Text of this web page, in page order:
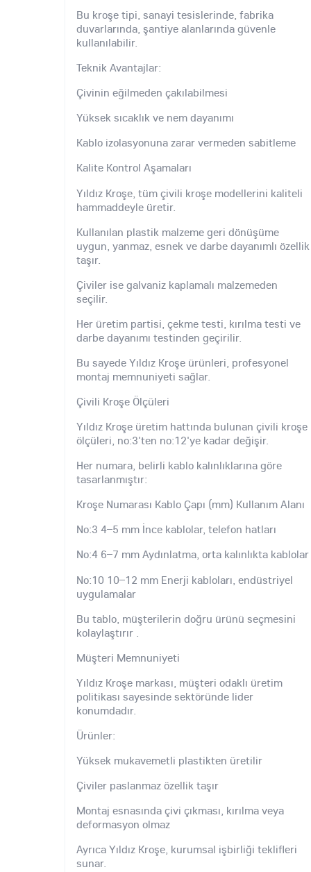
Bu kroşe tipi, sanayi tesislerinde, fabrika
duvarlarında, şantiye alanlarında güvenle
kullanılabilir.
Teknik Avantajlar:
Çivinin eğilmeden çakılabilmesi
Yüksek sıcaklık ve nem dayanımı
Kablo izolasyonuna zarar vermeden sabitleme
Kalite Kontrol Aşamaları
Yıldız Kroşe, tüm çivili kroşe modellerini kaliteli
hammaddeyle üretir.
Kullanılan plastik malzeme geri dönüşüme
uygun, yanmaz, esnek ve darbe dayanımlı özellik
taşır.
Çiviler ise galvaniz kaplamalı malzemeden
seçilir.
Her üretim partisi, çekme testi, kırılma testi ve
darbe dayanımı testinden geçirilir.
Bu sayede Yıldız Kroşe ürünleri, profesyonel
montaj memnuniyeti sağlar.
Çivili Kroşe Ölçüleri
Yıldız Kroşe üretim hattında bulunan çivili kroşe
ölçüleri, no:3'ten no:12'ye kadar değişir.
Her numara, belirli kablo kalınlıklarına göre
tasarlanmıştır:
Kroşe Numarası Kablo Çapı (mm) Kullanım Alanı
No:3 4–5 mm İnce kablolar, telefon hatları
No:4 6–7 mm Aydınlatma, orta kalınlıkta kablolar
No:10 10–12 mm Enerji kabloları, endüstriyel
uygulamalar
Bu tablo, müşterilerin doğru ürünü seçmesini
kolaylaştırır .
Müşteri Memnuniyeti
Yıldız Kroşe markası, müşteri odaklı üretim
politikası sayesinde sektöründe lider
konumdadır.
Ürünler:
Yüksek mukavemetli plastikten üretilir
Çiviler paslanmaz özellik taşır
Montaj esnasında çivi çıkması, kırılma veya
deformasyon olmaz
Ayrıca Yıldız Kroşe, kurumsal işbirliği teklifleri
sunar.